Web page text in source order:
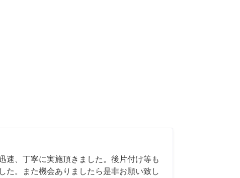
速、丁寧に実施頂きました。後片付け等も
た。また機会ありましたら是非お願い致し